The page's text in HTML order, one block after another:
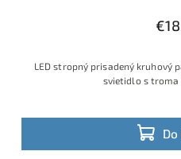
LED stropný prisadený kruhový
svietidlo s troma